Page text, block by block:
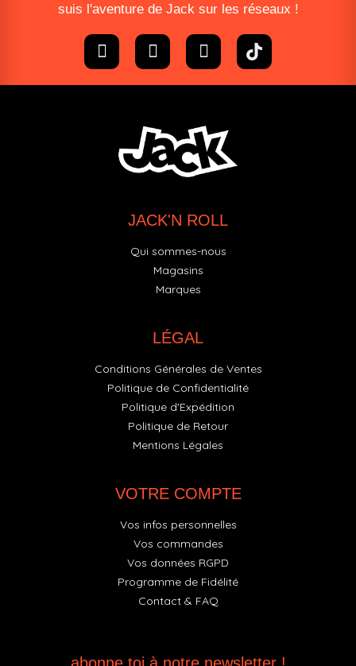
suis l'aventure de Jack sur les réseaux !
JACK'N ROLL
Qui sommes-nous
Magasins
Marques
LÉGAL
Conditions Générales de Ventes
Politique de Confidentialité
Politique d'Expédition
Politique de Retour
Mentions Légales
VOTRE COMPTE
Vos infos personnelles
Vos commandes
Vos données RGPD
Programme de Fidélité
Contact & FAQ